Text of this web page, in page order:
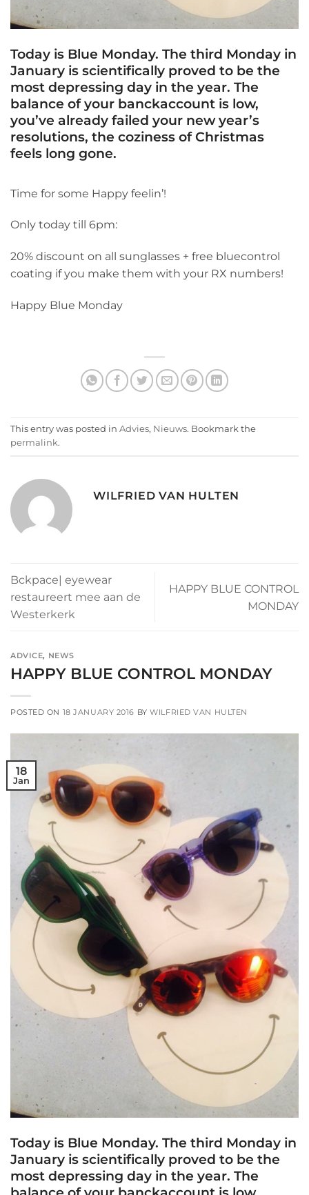
Today is Blue Monday. The third Monday in
January is scientifically proved to be the
most depressing day in the year. The
balance of your banckaccount is low,
you’ve already failed your new year’s
resolutions, the coziness of Christmas
feels long gone.
Time for some Happy feelin’!
Only today till 6pm:
20% discount on all sunglasses + free bluecontrol
coating if you make them with your RX numbers!
Happy Blue Monday
This entry was posted in Advies, Nieuws. Bookmark the
permalink.
WILFRIED VAN HULTEN
Bckpace| eyewear
restaureert mee aan de
Westerkerk
HAPPY BLUE CONTROL
MONDAY
ADVICE, NEWS
HAPPY BLUE CONTROL MONDAY
POSTED ON 18 JANUARY 2016 BYWILFRIED VAN HULTEN
18
Jan
Today is Blue Monday. The third Monday in
January is scientifically proved to be the
most depressing day in the year. The